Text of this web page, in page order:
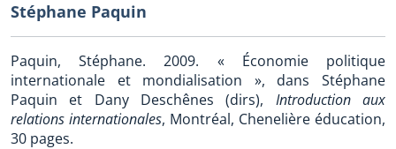
Stéphane Paquin
Paquin, Stéphane. 2009. « Économie politique
internationale et mondialisation », dans Stéphane
Paquin et Dany Deschênes (dirs), Introduction aux
relations internationales, Montréal, Chenelière éducation,
30 pages.